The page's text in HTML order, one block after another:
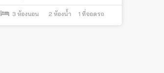
นครอินทร์ , เมืองนนทบุรี
3 ห้องนอน 2 ห้องน้ำ 1 ที่จอดรถ